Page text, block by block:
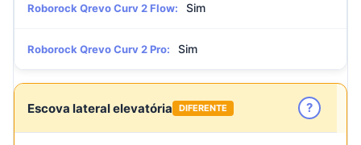
Roborock Qrevo Curv 2 Flow: Sim
Roborock Qrevo Curv 2 Pro: Sim
Escova lateral elevatória DIFERENTE ?